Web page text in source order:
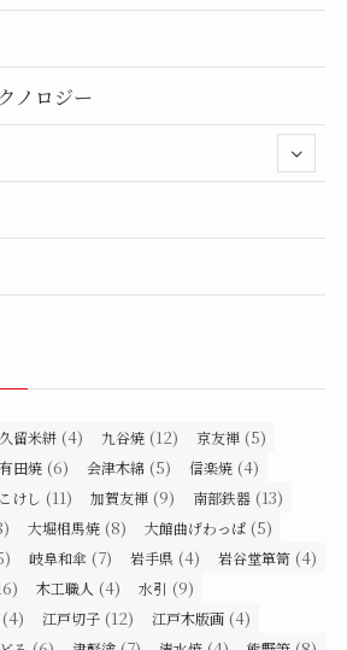
ノロジー
久留米絣 (4) 九谷焼 (12) 京友禅 (5)
田焼 (6) 会津木綿 (5) 信楽焼 (4)
けし (11) 加賀友禅 (9) 南部鉄器 (13)
大堀相馬焼 (8) 大館曲げわっぱ (5)
岐阜和傘 (7) 岩手県 (4) 岩谷堂箪笥 (4)
木工職人 (4) 水引 (9)
(4) 江戸切子 (12) 江戸木版画 (4)